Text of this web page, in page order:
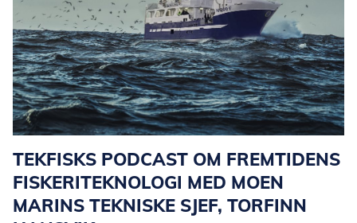
TEKFISKS PODCAST OM FREMTIDENS
FISKERITEKNOLOGI MED MOEN
MARINS TEKNISKE SJEF, TORFINN